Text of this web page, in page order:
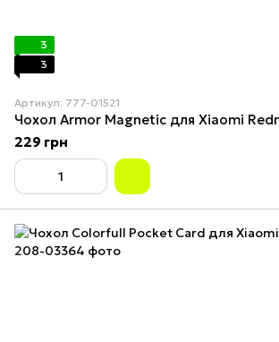
3
3
Артикул: 777-01521
Чохол Armor Magnetic для Xiaomi
229 грн